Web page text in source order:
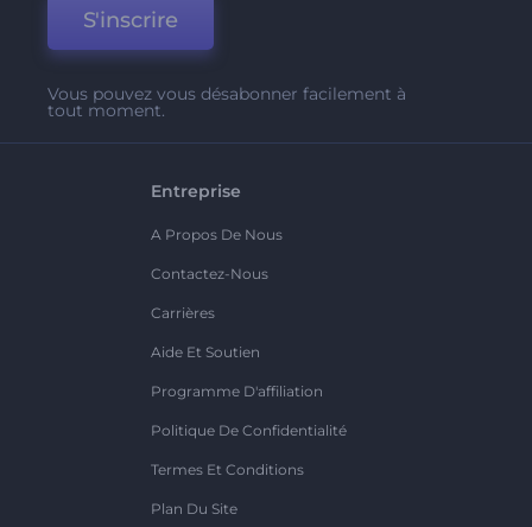
S'inscrire
Vous pouvez vous désabonner facilement à
tout moment.
Entreprise
A Propos De Nous
Contactez-Nous
Carrières
Aide Et Soutien
Programme D'affiliation
Politique De Confidentialité
Termes Et Conditions
Plan Du Site